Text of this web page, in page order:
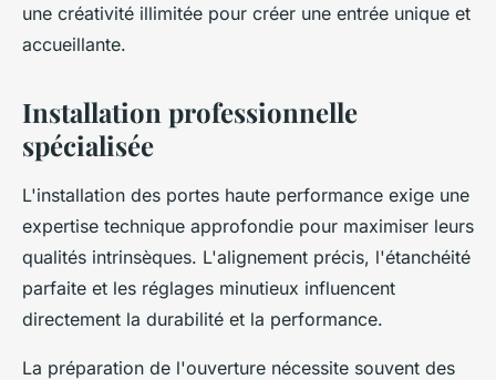
une créativité illimitée pour créer une entrée unique et
accueillante.
Installation professionnelle
spécialisée
L'installation des portes haute performance exige une
expertise technique approfondie pour maximiser leurs
qualités intrinsèques. L'alignement précis, l'étanchéité
parfaite et les réglages minutieux influencent
directement la durabilité et la performance.
La préparation de l'ouverture nécessite souvent des